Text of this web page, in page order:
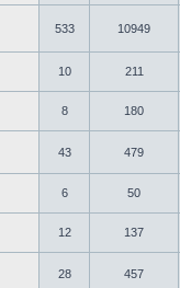
533 10949
10 211
8 180
43 479
6 50
12 137
28 457